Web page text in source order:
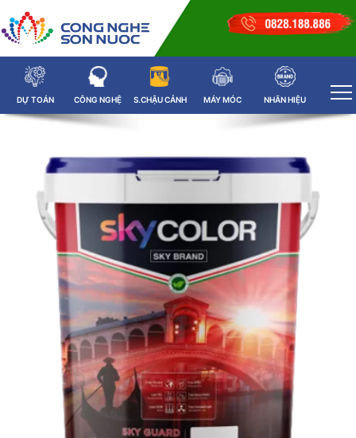
DỰ TOÁN CÔNG NGHỆ S.CHẬU CẢNH MÁY MÓC NHÃN HIỆU